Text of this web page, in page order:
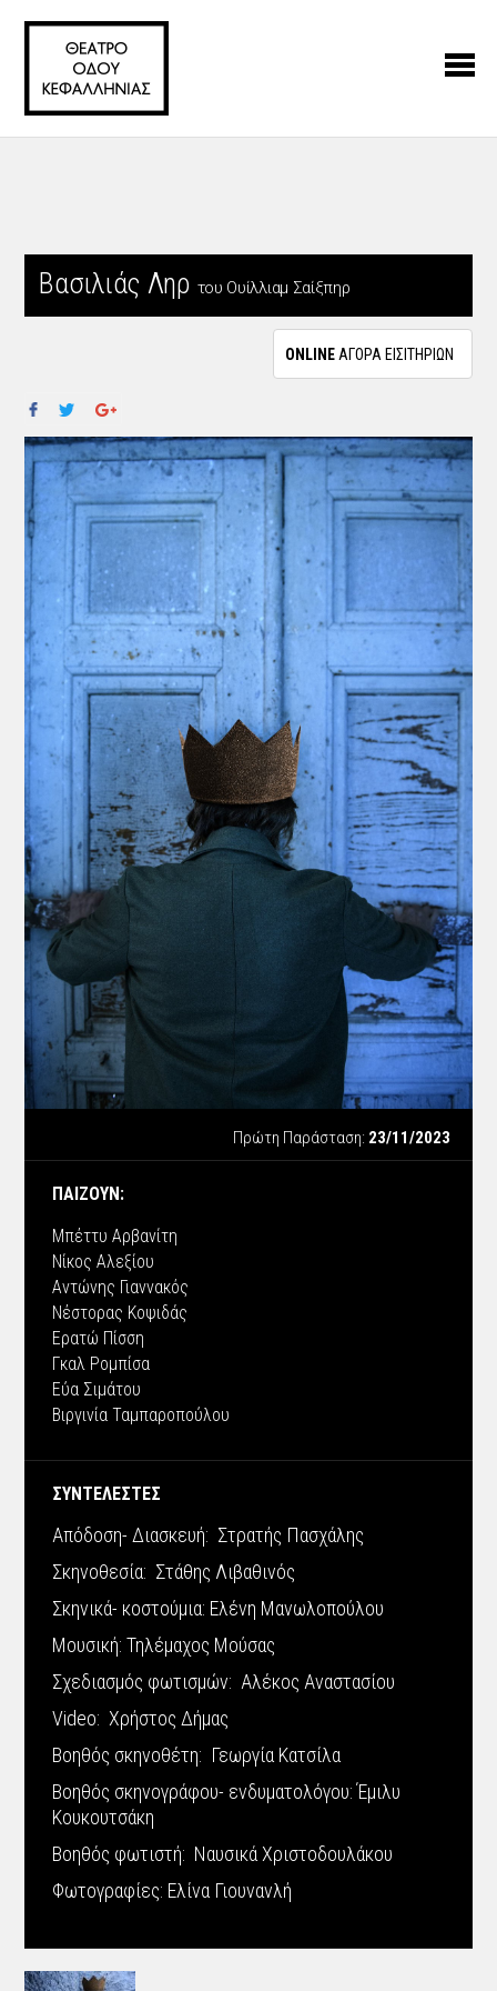
Βασιλιάς Ληρ του Ουίλλιαμ Σαίξπηρ
ONLINEΑΓΟΡΑ ΕΙΣΙΤΗΡΙΩΝ
Πρώτη Παράσταση: 23/11/2023
ΠΑΙΖΟΥΝ:
Mπέττυ Αρβανίτη
Nίκος Αλεξίου
Αντώνης Γιαννακός
Νέστορας Κοψιδάς
Ερατώ Πίσση
Γκαλ Ρομπίσα
Εύα Σιμάτου
Βιργινία Ταμπαροπούλου
ΣΥΝΤΕΛΕΣΤΕΣ
Απόδοση- Διασκευή: Στρατής Πασχάλης
Σκηνοθεσία: Στάθης Λιβαθινός
Σκηνικά- κοστούμια: Ελένη Μανωλοπούλου
Μουσική: Τηλέμαχος Μούσας
Σχεδιασμός φωτισμών: Αλέκος Αναστασίου
Video: Χρήστος Δήμας
Βοηθός σκηνοθέτη: Γεωργία Κατσίλα
Βοηθός σκηνογράφου- ενδυματολόγου: Έμιλυ
Κουκουτσάκη
Βοηθός φωτιστή: Ναυσικά Χριστοδουλάκου
Φωτογραφίες: Ελίνα Γιουνανλή